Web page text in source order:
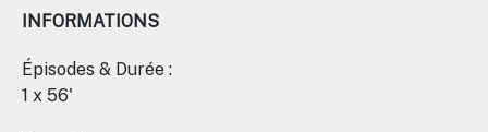
INFORMATIONS
Épisodes & Durée :
1 x 56'